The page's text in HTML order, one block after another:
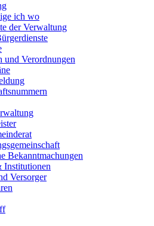
ich wo
der Verwaltung
und Verordnungen
Bekanntmachungen
Institutionen
Versorger